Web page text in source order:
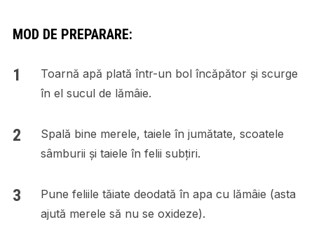
MOD DE PREPARARE:
Toarnă apă plată într-un bol încăpător și scurge
în el sucul de lămâie.
Spală bine merele, taiele în jumătate, scoatele
sâmburii și taiele în felii subțiri.
Pune feliile tăiate deodată în apa cu lămâie (asta
ajută merele să nu se oxideze).